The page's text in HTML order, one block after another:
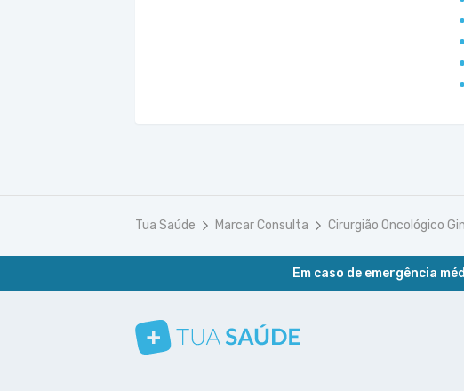
Tua Saúde Marcar Consulta Cirurgião Oncológico
Em caso de emergência
Conheça nosso canal
Siga a gente no Instagram
Siga a gente no Facebook
Siga a gente no Pinterest